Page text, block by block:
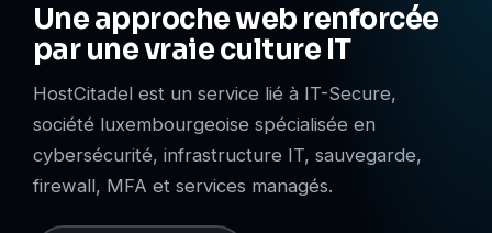
Une approche web renforcée
par une vraie culture IT
HostCitadel est un service lié à IT-Secure,
société luxembourgeoise spécialisée en
cybersécurité, infrastructure IT, sauvegarde,
firewall, MFA et services managés.